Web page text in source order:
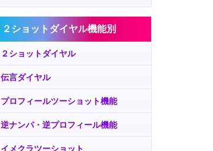
２ショットダイヤル機能別
２ショットダイヤル
伝言ダイヤル
プロフィールツーショット機能
逆ナンパ・逆プロフィール機能
イメクラツーショット